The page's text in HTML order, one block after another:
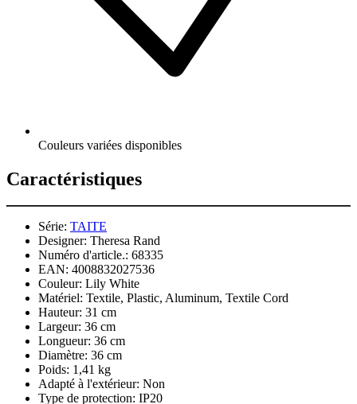
Couleurs variées disponibles
Caractéristiques
Série: TAITE
Designer: Theresa Rand
Numéro d'article.: 68335
EAN: 4008832027536
Couleur: Lily White
Matériel: Textile, Plastic, Aluminum, Textile Cord
Hauteur: 31 cm
Largeur: 36 cm
Longueur: 36 cm
Diamètre: 36 cm
Poids: 1,41 kg
Adapté à l'extérieur: Non
Type de protection: IP20